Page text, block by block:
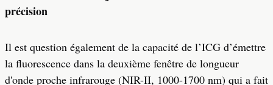
précision
Il est question également de la capacité de l’ICG d’émettre
la fluorescence dans la deuxième fenêtre de longueur
d'onde proche infrarouge (NIR-II, 1000-1700 nm) qui a fait